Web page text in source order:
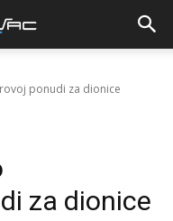
ponudi za dionice
za dionice